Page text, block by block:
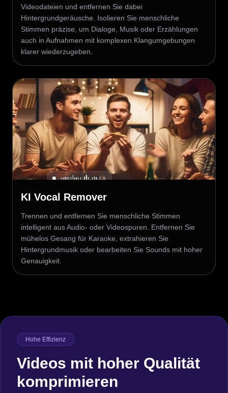
Videodateien und entfernen Sie dabei
Hintergrundgeräusche. Isolieren Sie menschliche
Stimmen präzise, um Dialoge, Musik oder Erzählungen
auch in Aufnahmen mit komplexen Klangumgebungen
klarer wiederzugeben.
KI Vocal Remover
Trennen und entfernen Sie menschliche Stimmen
intelligent aus Audio- oder Videospuren. Entfernen Sie
mühelos Gesang für Karaoke, extrahieren Sie
Hintergrundmusik oder bearbeiten Sie Sounds mit hoher
Genauigkeit.
Hohe Effizienz
Videos mit hoher Qualität
komprimieren